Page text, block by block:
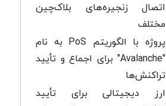
اتصال زنجیره‌های بلاک‌چین
مختلف
پروژه با الگوریتم PoS به نام
"Avalanche" برای اجماع و تأیید
تراکنش‌ها
ارز دیجیتالی برای تأیید